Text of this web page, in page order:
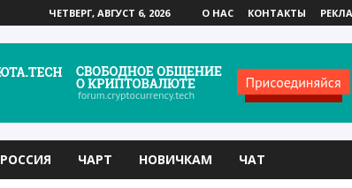
ЧЕТВЕРГ, АВГУСТ 6, 2026 О НАС КОНТАКТЫ
РОССИЯ ЧАРТ НОВИЧКАМ ЧАТ